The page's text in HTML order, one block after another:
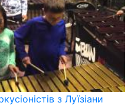
з Луїзіани